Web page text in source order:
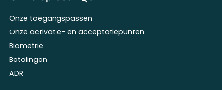
Onze toegangspassen
Onze activatie- en acceptatiepunten
Biometrie
Betalingen
ADR